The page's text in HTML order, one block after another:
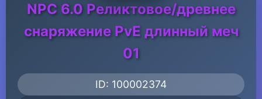
NPC 6.0 Реликтовое/древнее
снаряжение PvE длинный меч
01
ID: 100002374